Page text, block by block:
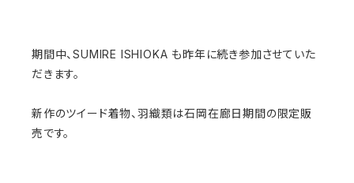
期間中、SUMIRE ISHIOKA も昨年に続き参加させていた
だきます。
新作のツイード着物、羽織類は石岡在廊日期間の限定販
売です。